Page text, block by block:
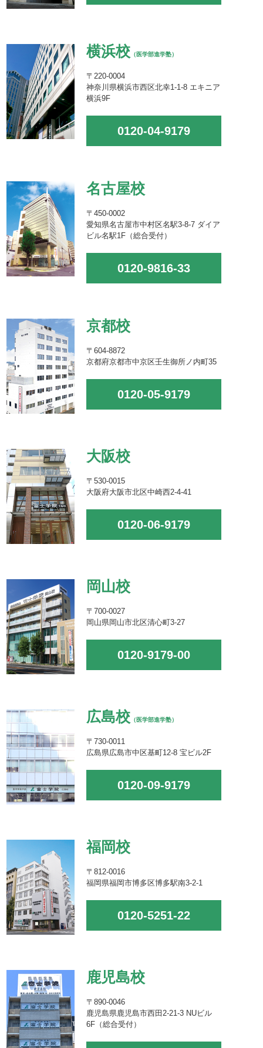
横浜校 （医学部進学塾）
〒220-0004
神奈川県横浜市西区北幸1-1-8 エキニア
横浜9F
0120-04-9179
名古屋校
〒450-0002
愛知県名古屋市中村区名駅3-8-7 ダイア
ビル名駅1F（総合受付）
0120-9816-33
京都校
〒604-8872
京都府京都市中京区壬生御所ノ内町35
0120-05-9179
大阪校
〒530-0015
大阪府大阪市北区中崎西2-4-41
0120-06-9179
岡山校
〒700-0027
岡山県岡山市北区清心町3-27
0120-9179-00
広島校 （医学部進学塾）
〒730-0011
広島県広島市中区基町12-8 宝ビル2F
0120-09-9179
福岡校
〒812-0016
福岡県福岡市博多区博多駅南3-2-1
0120-5251-22
鹿児島校
〒890-0046
鹿児島県鹿児島市西田2-21-3 NUビル
6F（総合受付）